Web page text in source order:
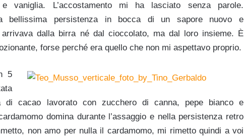
vaniglia. L’accostamento mi ha lasciato senza parole.
bellissima persistenza in bocca di un sapore nuovo e
arrivava dalla birra né dal cioccolato, ma dal loro insieme. È
forse perché era quello che non mi aspettavo proprio.
5
cacao lavorato con zucchero di canna, pepe bianco e
domina durante l’assaggio e nella persistenza retro
non amo per nulla il cardamomo, mi rimetto quindi a voi